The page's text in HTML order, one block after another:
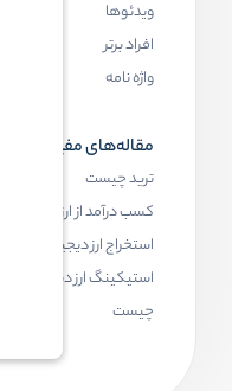
ویدئوها
افراد برتر
واژه نامه
مقاله‌های مفید
ترید چیست
کسب درآمد از ارز دیجیتال
استخراج ارز دیجیتال چیست
استیکینگ ارز دیجیتال
چیست